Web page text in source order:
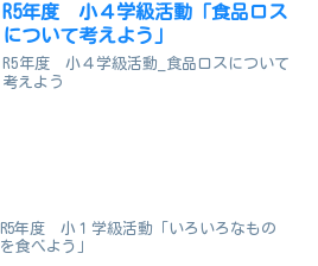
R5年度 小４学級活動「食品ロス
について考えよう」
R5年度 小４学級活動_食品ロスについて
考えよう
R5年度 小１学級活動「いろいろなもの
を食べよう」